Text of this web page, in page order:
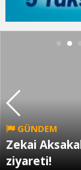
GÜNDEM
Zekai
ziyareti!